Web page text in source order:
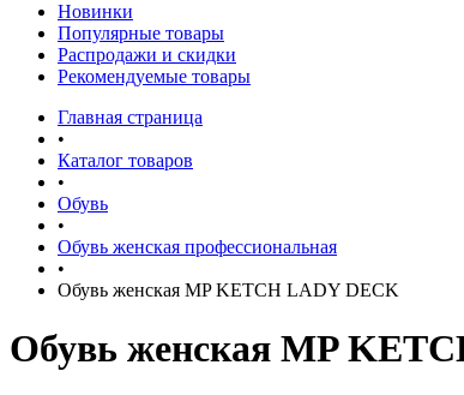
Новинки
Популярные товары
Распродажи и скидки
Рекомендуемые товары
Главная страница
•
Каталог товаров
•
Обувь
•
Обувь женская профессиональная
•
Обувь женская MP KETCH LADY DECK
Обувь женская MP